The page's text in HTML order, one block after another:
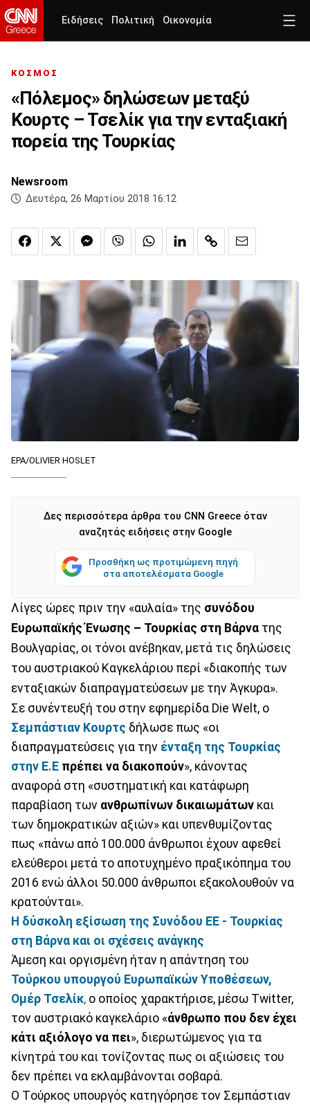
Ειδήσεις Πολιτική Οικονομία
ΚΟΣΜΟΣ
«Πόλεμος» δηλώσεων μεταξύ
Κουρτς – Τσελίκ για την ενταξιακή
πορεία της Τουρκίας
Newsroom
Δευτέρα, 26 Μαρτίου 2018 16:12
EPA/OLIVIER HOSLET
Δες περισσότερα άρθρα του CNN Greece όταν
αναζητάς ειδήσεις στην Google
Προσθήκη ως προτιμώμενη πηγή
στα αποτελέσματα Google
Λίγες ώρες πριν την «αυλαία» της συνόδου
Ευρωπαϊκής Ένωσης – Τουρκίας στη Βάρνα της
Βουλγαρίας, οι τόνοι ανέβηκαν, μετά τις δηλώσεις
του αυστριακού Καγκελάριου περί «διακοπής των
ενταξιακών διαπραγματεύσεων με την Άγκυρα».
Σε συνέντευξή του στην εφημερίδα Die Welt, ο
Σεμπάστιαν Κουρτς δήλωσε πως «οι
διαπραγματεύσεις για την ένταξη της Τουρκίας
στην Ε.Ε πρέπει να διακοπούν», κάνοντας
αναφορά στη «συστηματική και κατάφωρη
παραβίαση των ανθρωπίνων δικαιωμάτων και
των δημοκρατικών αξιών» και υπενθυμίζοντας
πως «πάνω από 100.000 άνθρωποι έχουν αφεθεί
ελεύθεροι μετά το αποτυχημένο πραξικόπημα του
2016 ενώ άλλοι 50.000 άνθρωποι εξακολουθούν να
κρατούνται».
Η δύσκολη εξίσωση της Συνόδου ΕΕ - Τουρκίας
στη Βάρνα και οι σχέσεις ανάγκης
Άμεση και οργισμένη ήταν η απάντηση του
Τούρκου υπουργού Ευρωπαϊκών Υποθέσεων,
Ομέρ Τσελίκ, ο οποίος χαρακτήρισε, μέσω Twitter,
τον αυστριακό καγκελάριο «άνθρωπο που δεν έχει
κάτι αξιόλογο να πει», διερωτώμενος για τα
κίνητρά του και τονίζοντας πως οι αξιώσεις του
δεν πρέπει να εκλαμβάνονται σοβαρά.
Ο Tούρκος υπουργός κατηγόρησε τον Σεμπάστιαν